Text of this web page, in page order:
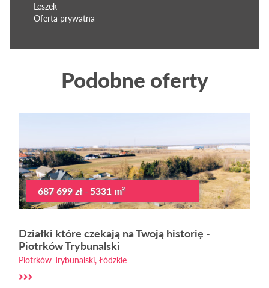
Leszek
Oferta prywatna
Podobne oferty
687 699 zł - 5331 m²
Działki które czekają na Twoją historię -
Piotrków Trybunalski
Piotrków Trybunalski, Łódzkie